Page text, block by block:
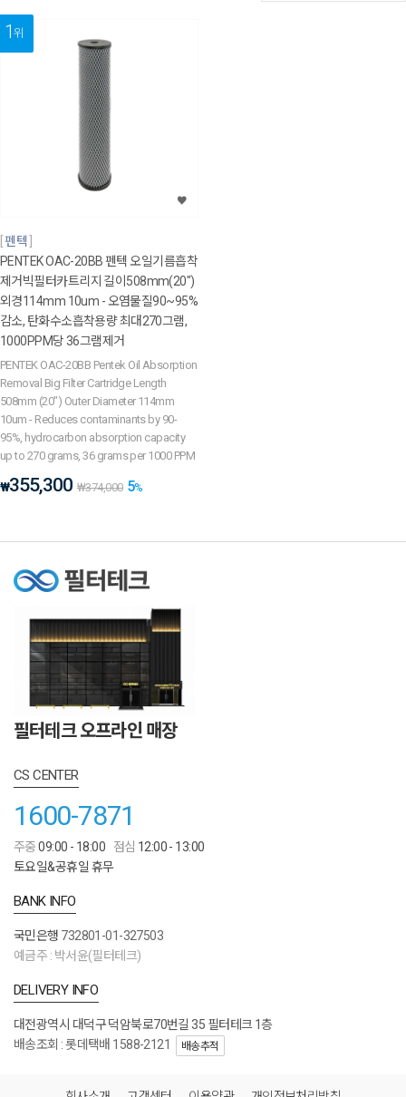
1위
펜텍
PENTEK OAC-20BB 펜텍 오일기름흡착
제거빅필터카트리지 길이508mm(20")
외경114mm 10um - 오염물질90~95%
감소, 탄화수소흡착용량 최대270그램,
1000PPM당 36그램제거
PENTEK OAC-20BB Pentek Oil Absorption
Removal Big Filter Cartridge Length
508mm (20") Outer Diameter 114mm
10um - Reduces contaminants by 90-
95%, hydrocarbon absorption capacity
up to 270 grams, 36 grams per 1000 PPM
₩355,300 ₩374,000 5%
필터테크 오프라인 매장
CS CENTER
1600-7871
주중09:00 - 18:00 점심 12:00 - 13:00
토요일&공휴일 휴무
BANK INFO
국민은행 732801-01-327503
예금주 : 박서윤(필터테크)
DELIVERY INFO
대전광역시 대덕구 덕암북로70번길 35 필터테크 1층
배송조회 : 롯데택배 1588-2121
배송추적